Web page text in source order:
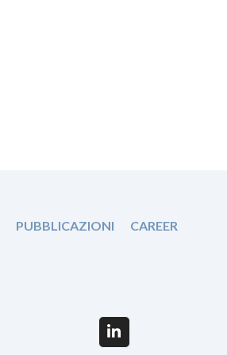
PUBBLICAZIONI CAREER
LinkedIn